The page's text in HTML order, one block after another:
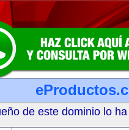
de este dominio lo